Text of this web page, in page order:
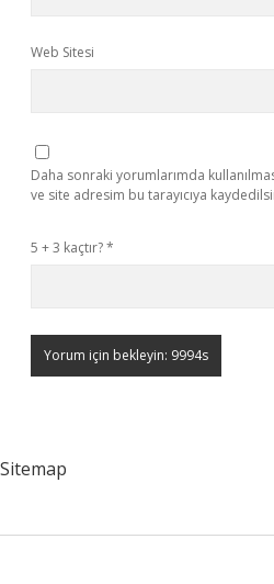
Web Sitesi
Daha sonraki yorumlarımda
ve site adresim bu tarayıcıya
5 + 3 kaçtır?*
Sitemap